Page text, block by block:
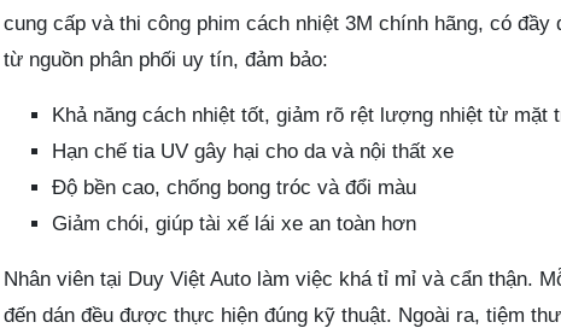
cung cấp và thi công phim cách nhiệt 3M chính hãng, có
từ nguồn phân phối uy tín, đảm bảo:
Khả năng cách nhiệt tốt, giảm rõ rệt lượng nhiệt từ mặt
Hạn chế tia UV gây hại cho da và nội thất xe
Độ bền cao, chống bong tróc và đổi màu
Giảm chói, giúp tài xế lái xe an toàn hơn
Nhân viên tại Duy Việt Auto làm việc khá tỉ mỉ và cẩn thận.
đến dán đều được thực hiện đúng kỹ thuật. Ngoài ra, tiệm